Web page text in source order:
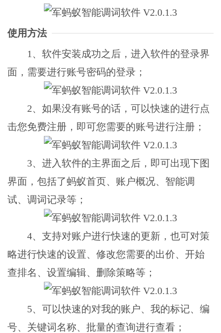
使用方法
1、软件安装成功之后，进入软件的登录界
面，需要进行账号密码的登录；
2、如果没有账号的话，可以快速的进行点
击您免费注册，即可您需要的账号进行注册；
3、进入软件的主界面之后，即可出现下图
界面，包括了蚂蚁首页、账户概况、智能调
试、调词记录等；
4、支持对账户进行快速的更新，也可对策
略进行快速的设置、修改您需要的出价、开始
查排名、设置编辑、删除策略等；
5、可以快速的对我的账户、我的标记、编
号、关键词名称、批量的查询进行查看；